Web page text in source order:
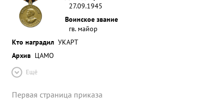
27.09.1945
Воинское звание
гв. майор
Кто наградил УКАРТ
Архив ЦАМО
Ещё
Первая страница приказа